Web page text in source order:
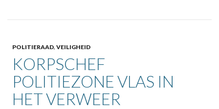
POLITIERAAD, VEILIGHEID
KORPSCHEF
POLITIEZONE VLAS IN
HET VERWEER